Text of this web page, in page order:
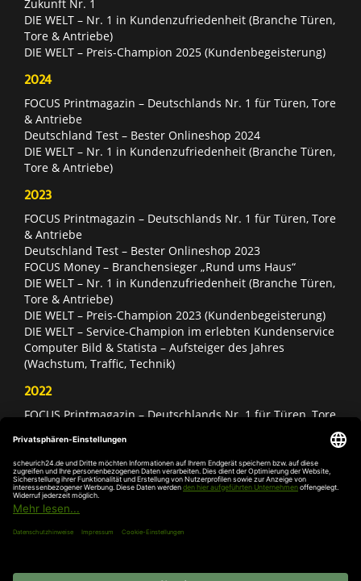
Zukunft Nr. 1
DIE WELT – Nr. 1 in Kundenzufriedenheit (Branche Türen,
Tore & Antriebe)
DIE WELT – Preis-Champion 2025 (Kundenbegeisterung)
2024
FOCUS Printmagazin – Deutschlands Nr. 1 für Türen, Tore
& Antriebe
Deutschland Test – Bester Onlineshop 2024
DIE WELT – Nr. 1 in Kundenzufriedenheit (Branche Türen,
Tore & Antriebe)
2023
FOCUS Printmagazin – Deutschlands Nr. 1 für Türen, Tore
& Antriebe
Deutschland Test – Bester Onlineshop 2023
FOCUS Money – Branchensieger „Rund ums Haus“
DIE WELT – Nr. 1 in Kundenzufriedenheit (Branche Türen,
Tore & Antriebe)
DIE WELT – Preis-Champion 2023 (Kundenbegeisterung)
DIE WELT – Service-Champion im erlebten Kundenservice
Computer Bild & Statista – Aufsteiger des Jahres
(Wachstum, Traffic, Technik)
2022
FOCUS Printmagazin – Deutschlands Nr. 1 für Türen, Tore
Deutschland Test – Bester Onlineshop 2022
FOCUS Money – Branchensieger „Rund ums Haus“
DIE WELT – Service-Champion im erlebten Kundenservice
DIE WELT – Branchengewinner Gold-Rang (Türen, Tore &
Antriebe)